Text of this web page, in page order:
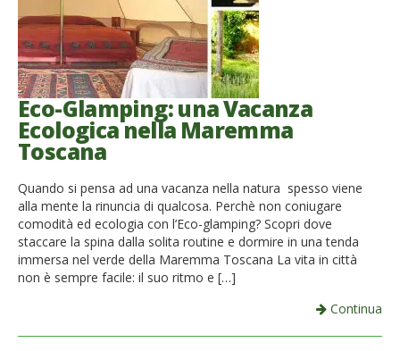
Eco-Glamping: una Vacanza
Ecologica nella Maremma
Toscana
Quando si pensa ad una vacanza nella natura spesso viene
alla mente la rinuncia di qualcosa. Perchè non coniugare
comodità ed ecologia con l’Eco-glamping? Scopri dove
staccare la spina dalla solita routine e dormire in una tenda
immersa nel verde della Maremma Toscana La vita in città
non è sempre facile: il suo ritmo e […]
Continua